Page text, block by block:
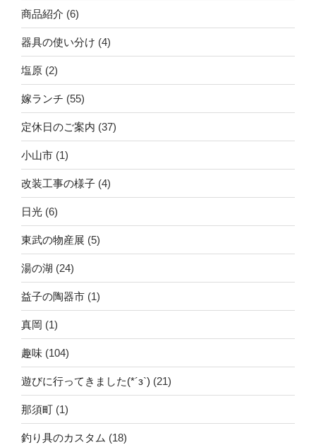
商品紹介 (6)
器具の使い分け (4)
塩原 (2)
嫁ランチ (55)
定休日のご案内 (37)
小山市 (1)
改装工事の様子 (4)
日光 (6)
東武の物産展 (5)
湯の湖 (24)
益子の陶器市 (1)
真岡 (1)
趣味 (104)
遊びに行ってきました(*´з`) (21)
那須町 (1)
釣り具のカスタム (18)